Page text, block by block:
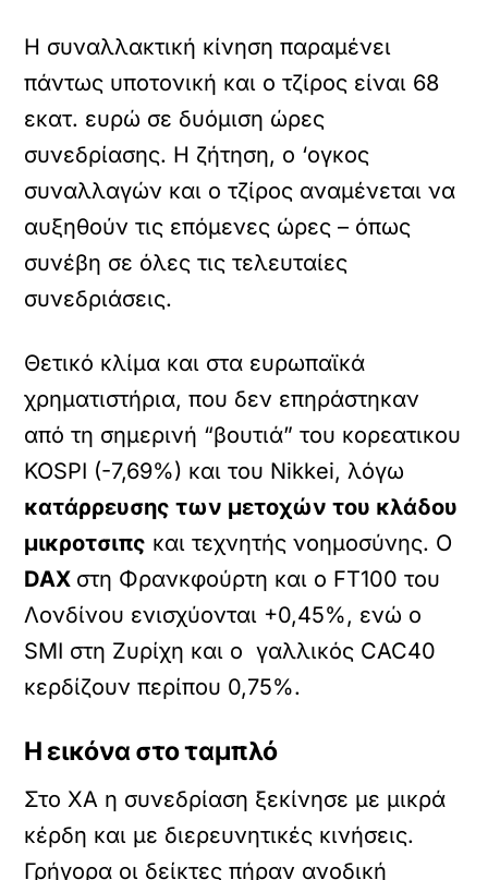
Η συναλλακτική κίνηση παραμένει
πάντως υποτονική και ο τζίρος είναι 68
εκατ. ευρώ σε δυόμιση ώρες
συνεδρίασης. Η ζήτηση, ο ‘ογκος
συναλλαγών και ο τζίρος αναμένεται να
αυξηθούν τις επόμενες ώρες – όπως
συνέβη σε όλες τις τελευταίες
συνεδριάσεις.
Θετικό κλίμα και στα ευρωπαϊκά
χρηματιστήρια, που δεν επηράστηκαν
από τη σημερινή “βουτιά” του κορεατικου
KOSPI (-7,69%) και του Nikkei, λόγω
κατάρρευσης των μετοχών του κλάδου
μικροτσιπς και τεχνητής νοημοσύνης. Ο
DAX στη Φρανκφούρτη και ο FT100 του
Λονδίνου ενισχύονται +0,45%, ενώ ο
SMI στη Ζυρίχη και ο γαλλικός CAC40
κερδίζουν περίπου 0,75%.
Η εικόνα στο ταμπλό
Στο ΧΑ η συνεδρίαση ξεκίνησε με μικρά
κέρδη και με διερευνητικές κινήσεις.
Γρήγορα οι δείκτες πήραν ανοδική